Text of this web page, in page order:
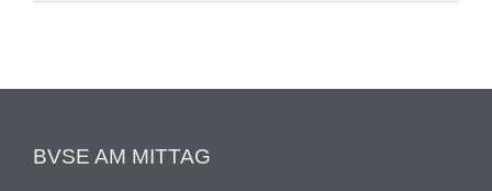
BVSE AM MITTAG